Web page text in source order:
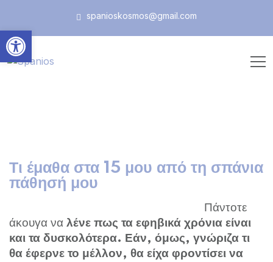
spanioskosmos@gmail.com
Τι έμαθα στα 15 μου από τη σπάνια
πάθησή μου
Πάντοτε
άκουγα να λένε πως τα εφηβικά χρόνια είναι
και τα δυσκολότερα. Εάν, όμως, γνώριζα τι
θα έφερνε το μέλλον, θα είχα φροντίσει να
Ανοίξτε τη γραμμή